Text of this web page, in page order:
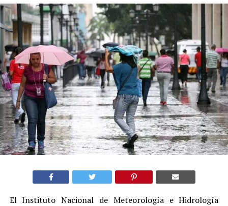
El Instituto Nacional de Meteorología e Hidrología